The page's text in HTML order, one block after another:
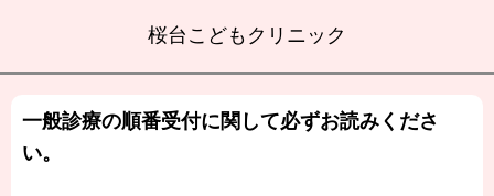
桜台こどもクリニック
一般診療の順番受付に関して必ずお読みくださ
い。